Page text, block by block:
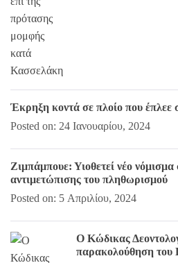
Έκρηξη κοντά σε πλοίο που έπλεε
Posted on: 24 Ιανουαρίου, 2024
Ζιμπάμπουε: Υιοθετεί νέο
αντιμετώπισης του πληθωρισμού
Posted on: 5 Απριλίου, 2024
Ο Κώδικας
παρακολούθηση του